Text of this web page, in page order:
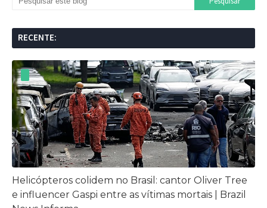
RECENTE:
Helicópteros colidem no Brasil: cantor Oliver Tree
e influencer Gaspi entre as vítimas mortais | Brazil